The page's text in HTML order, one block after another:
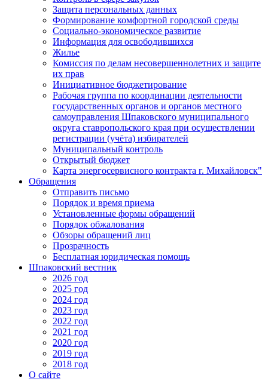
Защита персональных данных
Формирование комфортной городской среды
Социально-экономическое развитие
Информация для освободившихся
Жилье
Комиссия по делам несовершеннолетних и защите
их прав
Инициативное бюджетирование
Рабочая группа по координации деятельности
государственных органов и органов местного
самоуправления Шпаковского муниципального
округа ставропольского края при осуществлении
регистрации (учёта) избирателей
Муниципальный контроль
Открытый бюджет
Карта энергосервисного контракта г. Михайловск"
Обращения
Отправить письмо
Порядок и время приема
Установленные формы обращений
Порядок обжалования
Обзоры обращений лиц
Прозрачность
Бесплатная юридическая помощь
Шпаковский вестник
2026 год
2025 год
2024 год
2023 год
2022 год
2021 год
2020 год
2019 год
2018 год
О сайте